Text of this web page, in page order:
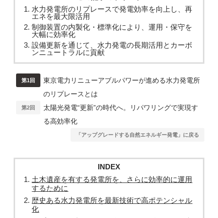
水力発電所のリプレースで発電効率を向上し、再
エネを最大限活用
制御装置の内製化・標準化により、運用・保守を
大幅に効率化
設備更新を通じて、水力発電の長期活用とカーボ
ンニュートラルに貢献
第1回
東京電力リニューアブルパワーが進める水力発電所
のリプレースとは
第2回
太陽光発電“更新”の時代へ。リパワリングで実現す
る高効率化
「アップグレードする自然エネルギー発電」に戻る
INDEX
土木遺産を有する発電所を、さらに効率的に運用
するために
歴史ある水力発電所を最新技術で高ポテンシャル
化